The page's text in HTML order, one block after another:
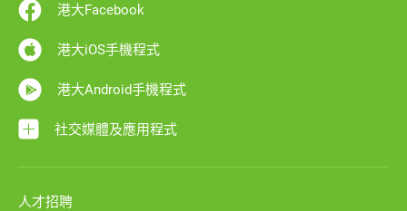
港大Facebook
港大iOS手機程式
港大Android手機程式
社交媒體及應用程式
人才招聘